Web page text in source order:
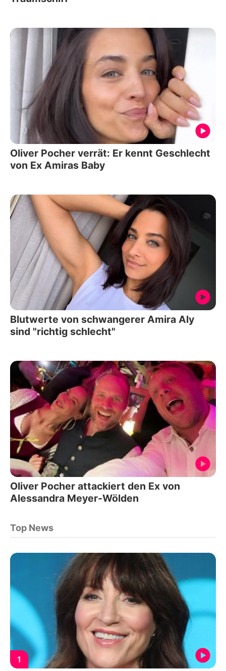
Oliver Pocher verrät: Er kennt Geschlecht
von Ex Amiras Baby
Blutwerte von schwangerer Amira Aly
sind "richtig schlecht"
Oliver Pocher attackiert den Ex von
Alessandra Meyer-Wölden
Top News
1